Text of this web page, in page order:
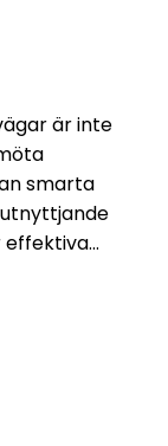
är inte
smarta